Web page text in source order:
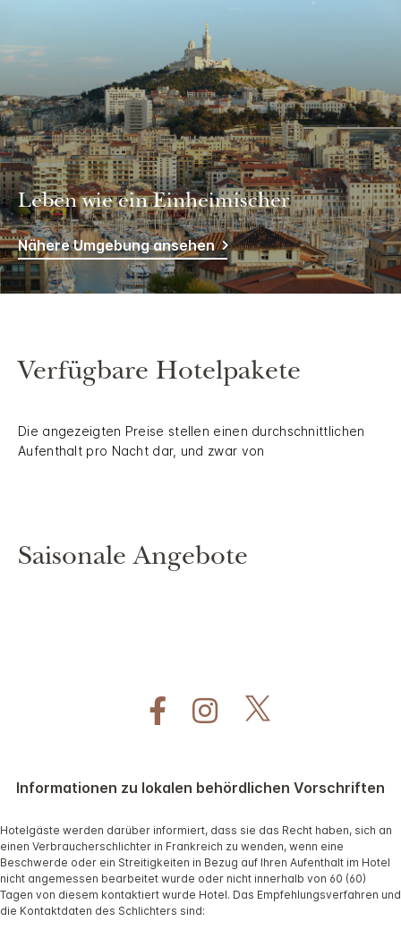
Leben wie ein Einheimischer
Nähere Umgebung ansehen
Verfügbare Hotelpakete
Die angezeigten Preise stellen einen durchschnittlichen
Aufenthalt pro Nacht dar, und zwar von
Saisonale Angebote
Informationen zu lokalen behördlichen Vorschriften
Hotelgäste werden darüber informiert, dass sie das Recht haben, sich an
einen Verbraucherschlichter in Frankreich zu wenden, wenn eine
Beschwerde oder ein Streitigkeiten in Bezug auf Ihren Aufenthalt im Hotel
nicht angemessen bearbeitet wurde oder nicht innerhalb von 60 (60)
Tagen von diesem kontaktiert wurde Hotel. Das Empfehlungsverfahren und
die Kontaktdaten des Schlichters sind: